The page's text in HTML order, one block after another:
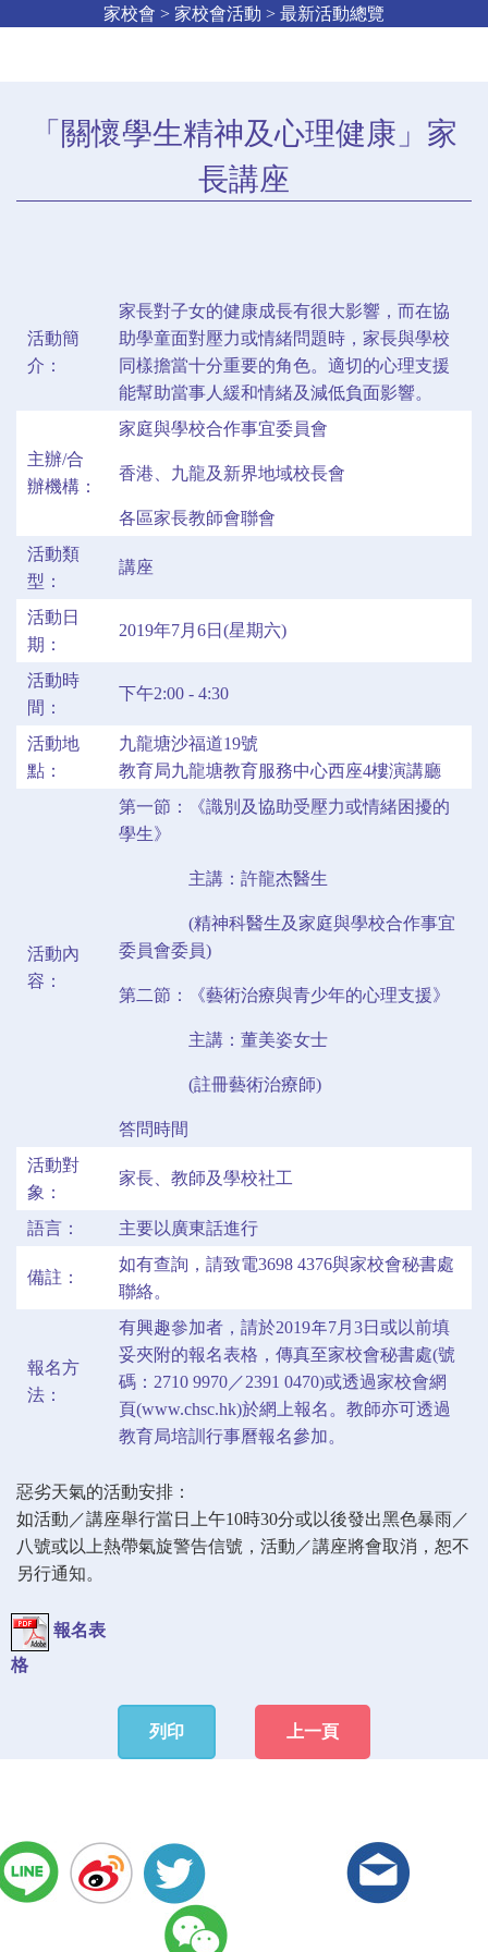
家校會 > 家校會活動 > 最新活動總覽
「關懷學生精神及心理健康」家
長講座
活動簡
介：
家長對子女的健康成長有很大影響，而在協
助學童面對壓力或情緒問題時，家長與學校
同樣擔當十分重要的角色。適切的心理支援
能幫助當事人緩和情緒及減低負面影響。
主辦/合
辦機構：
家庭與學校合作事宜委員會
香港、九龍及新界地域校長會
各區家長教師會聯會
活動類
型：
講座
活動日
期：
2019年7月6日(星期六)
活動時
間：
下午2:00 - 4:30
活動地
點：
九龍塘沙福道19號
教育局九龍塘教育服務中心西座4樓演講廳
活動內
容：
第一節：《識別及協助受壓力或情緒困擾的
學生》
主講：許龍杰醫生
(精神科醫生及家庭與學校合作事宜
委員會委員)
第二節：《藝術治療與青少年的心理支援》
主講：董美姿女士
(註冊藝術治療師)
答問時間
活動對
象：
家長、教師及學校社工
語言： 主要以廣東話進行
備註：
如有查詢，請致電3698 4376與家校會秘書處
聯絡。
報名方
法：
有興趣參加者，請於2019年7月3日或以前填
妥夾附的報名表格，傳真至家校會秘書處(號
碼：2710 9970／2391 0470)或透過家校會網
頁(www.chsc.hk)於網上報名。教師亦可透過
教育局培訓行事曆報名參加。
惡劣天氣的活動安排：
如活動／講座舉行當日上午10時30分或以後發出黑色暴雨／
八號或以上熱帶氣旋警告信號，活動／講座將會取消，恕不
另行通知。
報名表
格
列印 上一頁